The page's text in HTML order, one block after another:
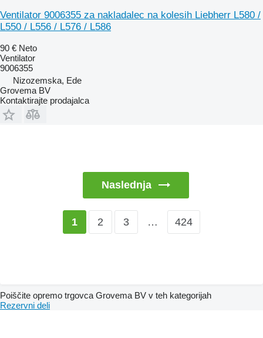
Ventilator 9006355 za nakladalec na kolesih Liebherr L580 /
L550 / L556 / L576 / L586
90 € Neto
Ventilator
9006355
Nizozemska, Ede
Grovema BV
Kontaktirajte prodajalca
Naslednja
1 2 3 … 424
Poiščite opremo trgovca Grovema BV v teh kategorijah
Rezervni deli